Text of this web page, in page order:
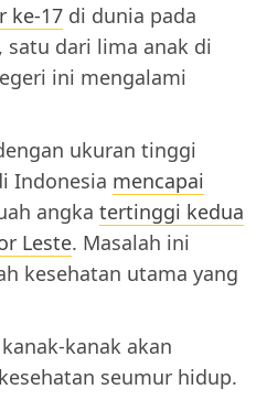
ke-17 di dunia pada
satu dari lima anak di
ini mengalami
ukuran tinggi
Indonesia mencapai
angka tertinggi kedua
Leste. Masalah ini
kesehatan utama yang
kanak akan
seumur hidup.